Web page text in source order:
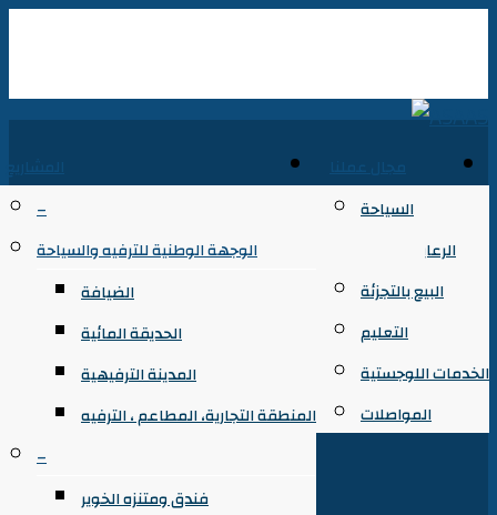
مجال عملنا
السياحة
الرعاية الصحية
البيع بالتجزئة
التعليم
الخدمات اللوجستية
المواصلات
المشاريع
–
الوجهة الوطنية للترفيه والسياحة
الضيافة
الحديقة المائية
المدينة الترفيهية
المنطقة التجارية، المطاعم ، الترفيه
–
فندق ومتنزه الخوير